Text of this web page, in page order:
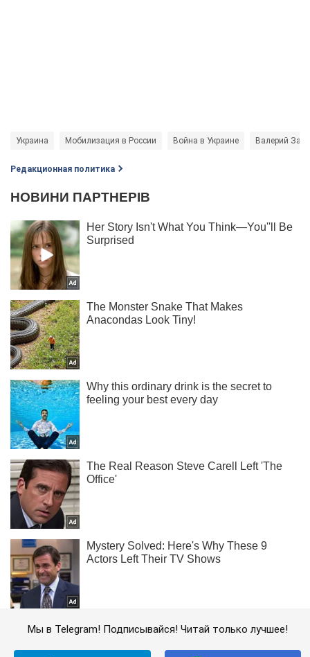
Украина Мобилизация в России Война в Украине Валерий
Редакционная политика
Мы в Telegram! Подписывайся! Читай только лучшее!